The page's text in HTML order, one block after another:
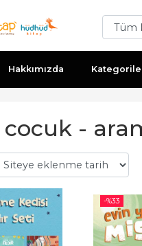
Hakkımızda
cocuk -
-%33